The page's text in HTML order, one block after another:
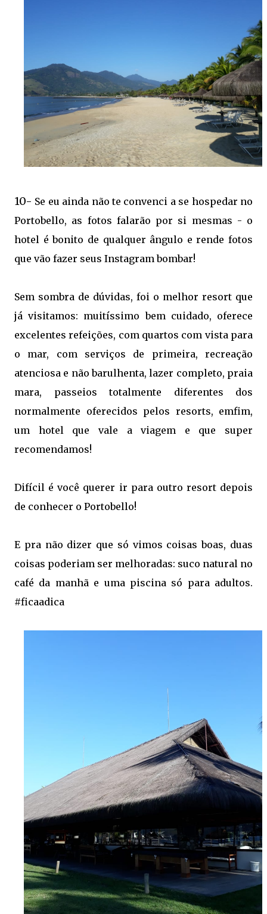
10- Se eu ainda não te convenci a se hospedar no
Portobello, as fotos falarão por si mesmas - o
hotel é bonito de qualquer ângulo e rende fotos
que vão fazer seus Instagram bombar!
Sem sombra de dúvidas, foi o melhor resort que
já visitamos: muitíssimo bem cuidado, oferece
excelentes refeições, com quartos com vista para
o mar, com serviços de primeira, recreação
atenciosa e não barulhenta, lazer completo, praia
mara, passeios totalmente diferentes dos
normalmente oferecidos pelos resorts, emfim,
um hotel que vale a viagem e que super
recomendamos!
Difícil é você querer ir para outro resort depois
de conhecer o Portobello!
E pra não dizer que só vimos coisas boas, duas
coisas poderiam ser melhoradas: suco natural no
café da manhã e uma piscina só para adultos.
#ficaadica